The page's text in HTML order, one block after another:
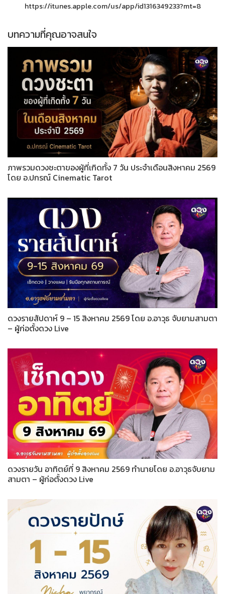
https://itunes.apple.com/us/app/id1316349233?mt=8
บทความที่คุณอาจสนใจ
ภาพรวมดวงชะตาของผู้ที่เกิดทั้ง 7 วัน ประจำเดือนสิงหาคม 2569
โดย อ.ปกรณ์ Cinematic Tarot
ดวงรายสัปดาห์ 9 – 15 สิงหาคม 2569 โดย อ.อาวุธ จับยามสามตา
– ผู้ก่อตั้งดวง Live
ดวงรายวัน อาทิตย์ที่ 9 สิงหาคม 2569 ทำนายโดย อ.อาวุธจับยาม
สามตา – ผู้ก่อตั้งดวง Live